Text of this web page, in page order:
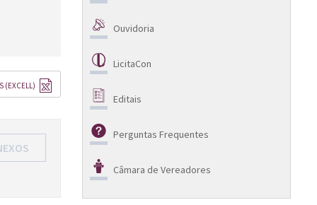
(EXCELL)
Ouvidoria
LicitaCon
Editais
Perguntas Frequentes
Câmara de Vereadores